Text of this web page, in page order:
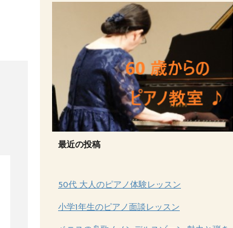
最近の投稿
50代 大人のピアノ体験レッスン
小学1年生のピアノ面談レッスン